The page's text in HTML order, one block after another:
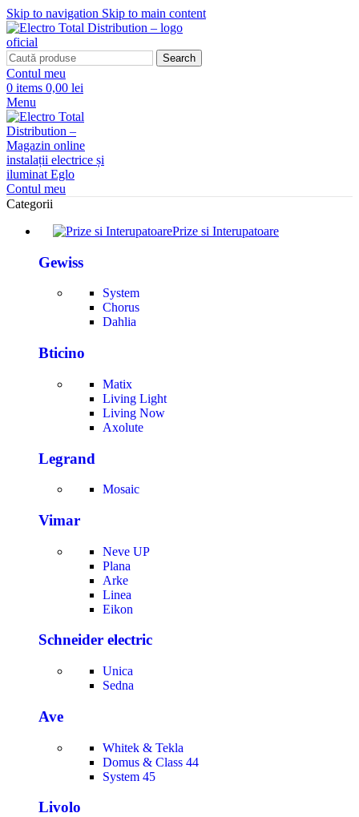
Skip to navigation Skip to main content
Search
Contul meu
0 items 0,00 lei
Menu
Contul meu
Categorii
Prize si Interupatoare
Gewiss
System
Chorus
Dahlia
Bticino
Matix
Living Light
Living Now
Axolute
Legrand
Mosaic
Vimar
Neve UP
Plana
Arke
Linea
Eikon
Schneider electric
Unica
Sedna
Ave
Whitek & Tekla
Domus & Class 44
System 45
Livolo